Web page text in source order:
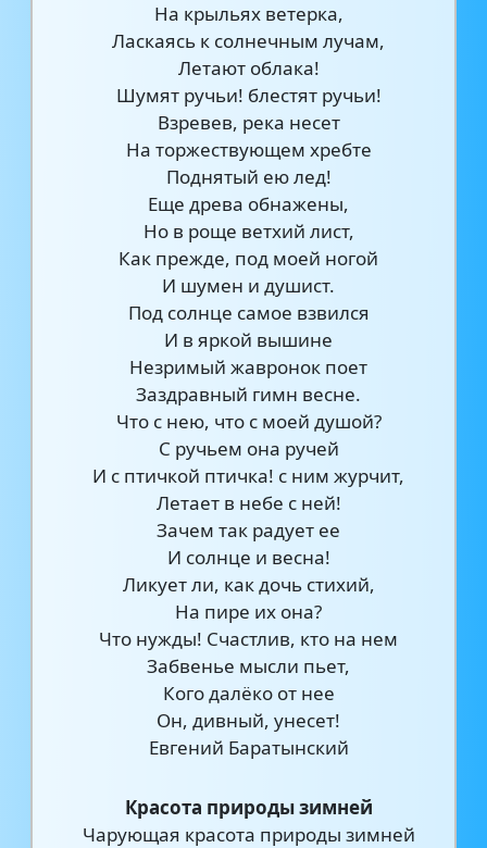
На крыльях ветерка,
Ласкаясь к солнечным лучам,
Летают облака!
Шумят ручьи! блестят ручьи!
Взревев, река несет
На торжествующем хребте
Поднятый ею лед!
Еще древа обнажены,
Но в роще ветхий лист,
Как прежде, под моей ногой
И шумен и душист.
Под солнце самое взвился
И в яркой вышине
Незримый жавронок поет
Заздравный гимн весне.
Что с нею, что с моей душой?
С ручьем она ручей
И с птичкой птичка! с ним журчит,
Летает в небе с ней!
Зачем так радует ее
И солнце и весна!
Ликует ли, как дочь стихий,
На пире их она?
Что нужды! Счастлив, кто на нем
Забвенье мысли пьет,
Кого далёко от нее
Он, дивный, унесет!
Евгений Баратынский
Красота природы зимней
Чарующая красота природы зимней